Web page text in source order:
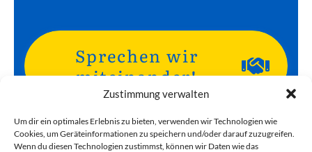
Zustimmung verwalten
Um dir ein optimales Erlebnis zu bieten, verwenden wir Technologien wie
Cookies, um Geräteinformationen zu speichern und/oder darauf zuzugreifen.
Wenn du diesen Technologien zustimmst, können wir Daten wie das
Sprechen wir
miteinander!